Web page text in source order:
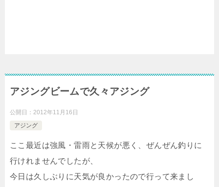
アジングビームで久々アジング
公開日： 2012年11月16日
アジング
ここ最近は強風・雷雨と天候が悪く、ぜんぜん釣りに
行けれませんでしたが、
今日は久しぶりに天気が良かったので行って来まし